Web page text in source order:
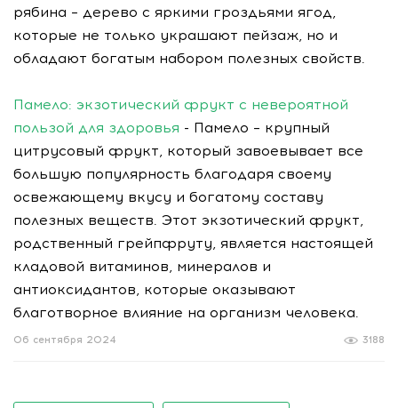
рябина – дерево с яркими гроздьями ягод,
которые не только украшают пейзаж, но и
обладают богатым набором полезных свойств.
Памело: экзотический фрукт с невероятной
пользой для здоровья - Памело – крупный
цитрусовый фрукт, который завоевывает все
большую популярность благодаря своему
освежающему вкусу и богатому составу
полезных веществ. Этот экзотический фрукт,
родственный грейпфруту, является настоящей
кладовой витаминов, минералов и
антиоксидантов, которые оказывают
благотворное влияние на организм человека.
3188
06 сентября 2024